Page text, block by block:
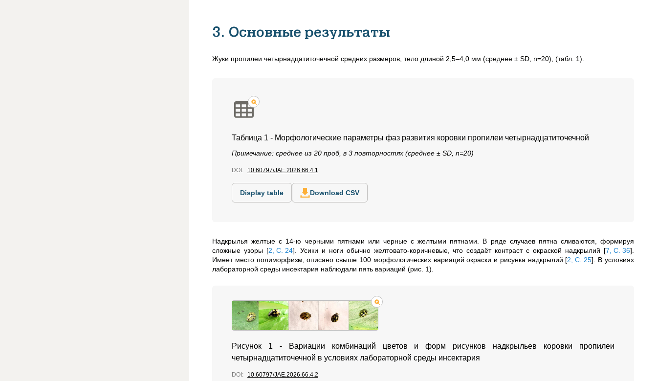
3. Основные результаты
Жуки пропилеи четырнадцатиточечной средних размеров, тело длиной 2,5–4,0 мм (среднее ± SD, n=20), (табл. 1).
Таблица 1 - Морфологические параметры фаз развития коровки пропилеи четырнадцатиточечной
Примечание: среднее из 20 проб, в 3 повторностях (среднее ± SD, n=20)
DOI: 10.60797/JAE.2026.66.4.1
Display table Download CSV
Надкрылья желтые с 14-ю черными пятнами или черные с желтыми пятнами. В ряде случаев пятна сливаются, формируя
сложные узоры [2, С. 24] . Усики и ноги обычно желтовато‑коричневые, что создаёт контраст с окраской надкрылий [7, С. 36]
Имеет место полиморфизм, описано свыше 100 морфологических вариаций окраски и рисунка надкрылий [2, С. 25] . В условиях
лабораторной среды инсектария наблюдали пять вариаций (рис. 1).
Рисунок 1 - Вариации комбинаций цветов и форм рисунков надкрыльев коровки пропилеи
четырнадцатиточечной в условиях лабораторной среды инсектария
DOI: 10.60797/JAE.2026.66.4.2